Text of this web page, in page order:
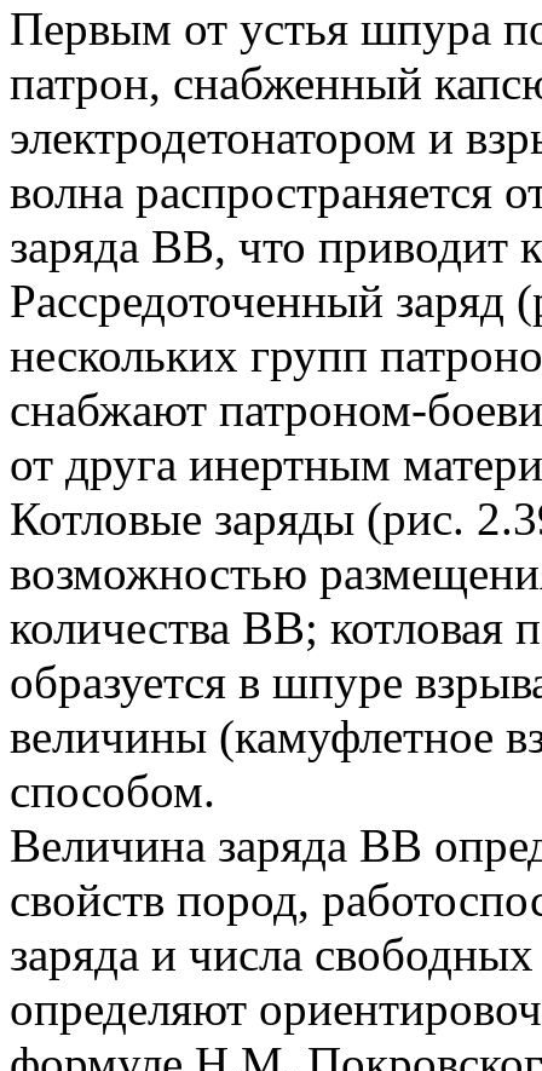
Первым от устья шпура
патрон, снабженный
электродетонатором и
волна распространяется
заряда ВВ, что приводит
Рассредоточенный заряд
нескольких групп
снабжают патроном-
от друга инертным
Котловые заряды (рис.
возможностью
количества ВВ; котловая
образуется в шпуре
величины (камуфлетное
способом.
Величина заряда ВВ
свойств пород,
заряда и числа
определяют